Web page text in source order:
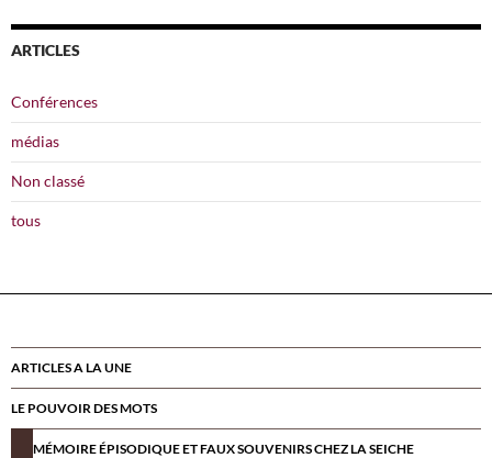
ARTICLES
Conférences
médias
Non classé
tous
ARTICLES A LA UNE
LE POUVOIR DES MOTS
MÉMOIRE ÉPISODIQUE ET FAUX SOUVENIRS CHEZ LA SEICHE